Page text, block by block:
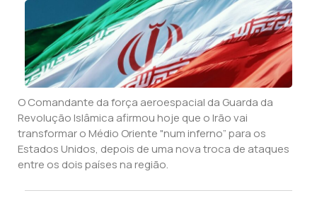
O Comandante da força aeroespacial da Guarda da
Revolução Islâmica afirmou hoje que o Irão vai
transformar o Médio Oriente "num inferno” para os
Estados Unidos, depois de uma nova troca de ataques
entre os dois países na região.